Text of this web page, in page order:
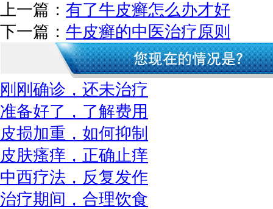
上一篇： 有了牛皮癣怎么办才好
下一篇： 牛皮癣的中医治疗原则
刚刚确诊，还未治疗
准备好了，了解费用
皮损加重，如何抑制
皮肤瘙痒，正确止痒
中西疗法，反复发作
治疗期间，合理饮食